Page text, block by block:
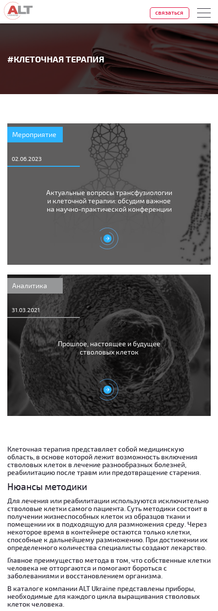
#КЛЕТОЧНАЯ ТЕРАПИЯ
связаться
Мероприятие
02.06.2023
Актуальные вопросы трансфузиологии
и клеточной терапии: обсудим важное
на научно-практической конференции
Аналитика
31.03.2021
Прошлое, настоящее и будущее
стволовых клеток
Клеточная терапия представляет собой медицинскую
область, в основе которой лежит возможность включения
стволовых клеток в лечение разнообразных болезней,
реабилитацию после травм или предотвращение старения.
Нюансы методики
Для лечения или реабилитации используются исключительно
стволовые клетки самого пациента. Суть методики состоит в
получении жизнеспособных клеток из образцов ткани и
помещении их в подходящую для размножения среду. Через
некоторое время в контейнере остаются только клетки,
способные к дальнейшему размножению. При достижении их
определенного количества специалисты создают лекарство.
Главное преимущество метода в том, что собственные клетки
человека не отторгаются и помогают бороться с
заболеваниями и восстановлением организма.
В каталоге компании ALT Ukraine представлены приборы,
необходимые для каждого цикла выращивания стволовых
клеток человека.